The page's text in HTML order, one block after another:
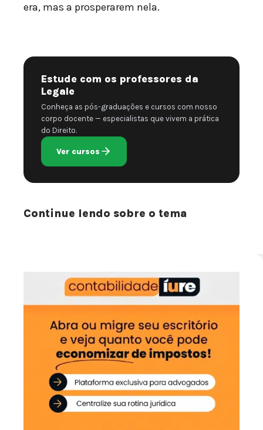
era, mas a prosperarem nela.
Estude com os professores da
Legale
Conheça as pós-graduações e cursos com nosso
corpo docente — especialistas que vivem a prática
do Direito.
Ver cursos
Continue lendo sobre o tema